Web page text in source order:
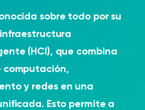
sobre todo por su
(HCI), que combina
computación,
y redes en una
Esto permite a